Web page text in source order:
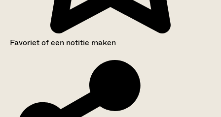
Favoriet of een notitie maken